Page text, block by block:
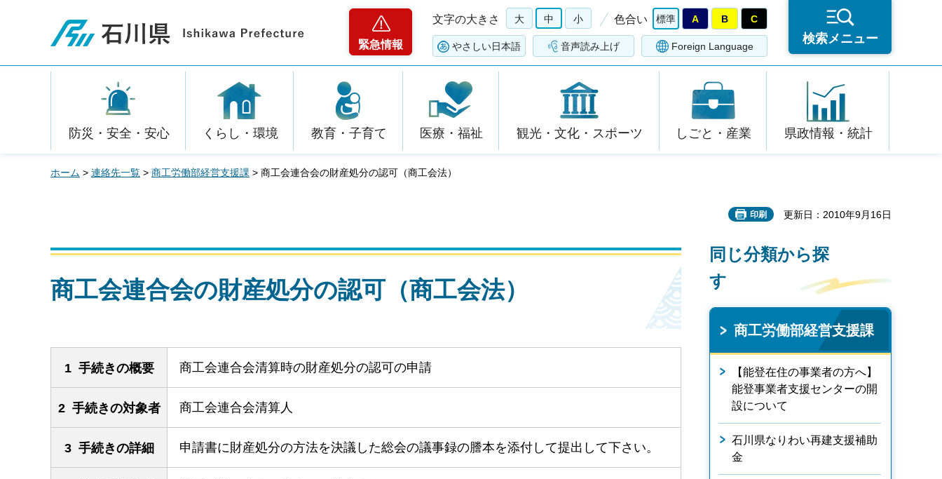
石川県
緊急情報
文字の大きさ 大 中 小 色合い 標準 A B C
やさしい日本語 音声読み上げ Foreign Language
検索メニュー
防災・安全・安心 くらし・環境 教育・子育て 医療・福祉 観光・文化・スポーツ しごと・産業 県政情報・統計
ホーム > 連絡先一覧 > 商工労働部経営支援課 > 商工会連合会の財産処分の認可（商工会法）
印刷 更新日：2010年9月16日
商工会連合会の財産処分の認可（商工会法）
1 手続きの概要 商工会連合会清算時の財産処分の認可の申請
2 手続きの対象者 商工会連合会清算人
3 手続きの詳細 申請書に財産処分の方法を決議した総会の議事録の謄本を添付して提出して下さい。
同じ分類から探
す
商工労働部経営支援課
【能登在住の事業者の方へ】
能登事業者支援センターの開
設について
石川県なりわい再建支援補助
金